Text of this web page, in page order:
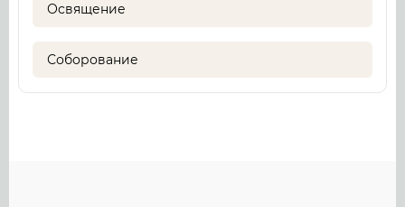
Освящение
Соборование